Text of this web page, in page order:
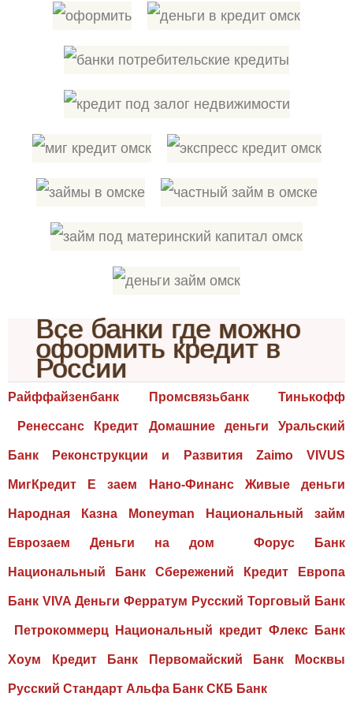
Все банки где можно
оформить кредит в
России
Райффайзенбанк Промсвязьбанк Тинькофф
Ренессанс Кредит Домашние деньги Уральский
Банк Реконструкции и Развития Zaimo VIVUS
МигКредит Е заем Нано-Финанс Живые деньги
Народная Казна Moneyman Национальный займ
Еврозаем Деньги на дом Форус Банк
Национальный Банк Сбережений Кредит Европа
Банк VIVA Деньги Ферратум Русский Торговый Банк
Петрокоммерц Национальный кредит Флекс Банк
Хоум Кредит Банк Первомайский Банк Москвы
Русский Стандарт Альфа Банк СКБ Банк